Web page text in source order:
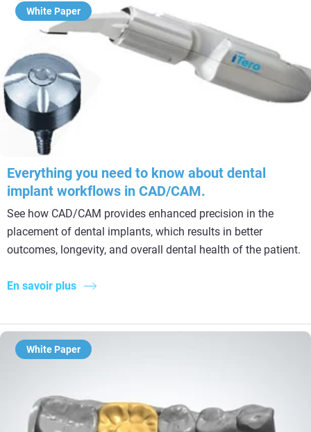
White Paper
Everything you need to know about dental
implant workflows in CAD/CAM.
See how CAD/CAM provides enhanced precision in the
placement of dental implants, which results in better
outcomes, longevity, and overall dental health of the patient.
En savoir plus
White Paper